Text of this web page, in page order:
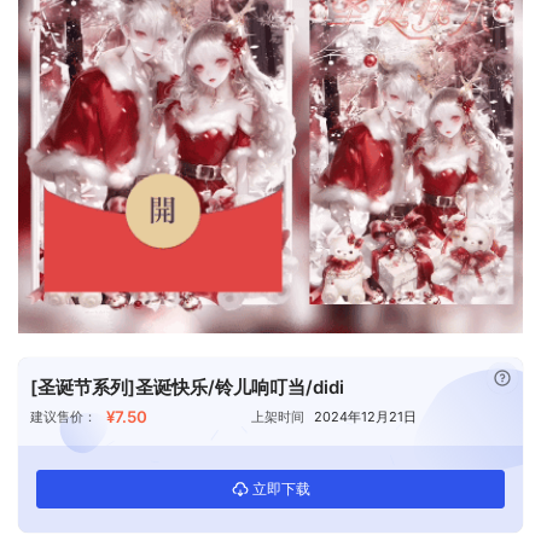
[圣诞节系列]圣诞快乐/铃儿响叮当/didi
建议售价： ¥7.50 上架时间 2024年12月21日
立即下载
已